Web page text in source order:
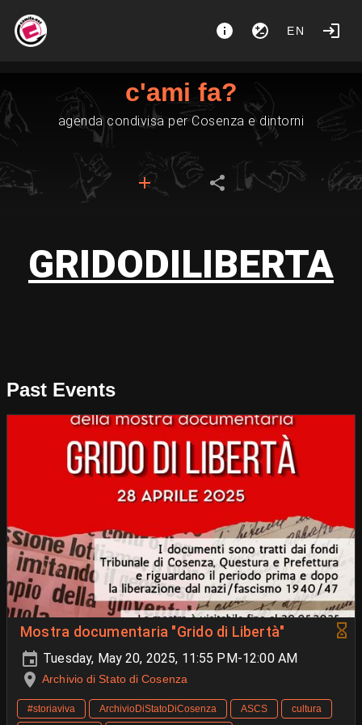
EN
c'ami fa?
agenda condivisa per Cosenza e dintorni
GRIDODILIBERTA
Past Events
Mostra documentaria "Grido di Libertà"
Tuesday, May 20, 2025, 11:55 PM-12:00 AM
Archivio di Stato di Cosenza
#storiaviva ArchivioDiStatoDiCosenza ASCS cultura